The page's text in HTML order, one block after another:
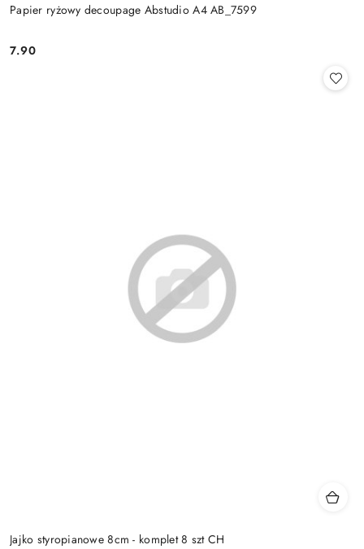
Papier ryżowy decoupage Abstudio A4 AB_7599
Cena:
7.90
Jajko styropianowe 8cm - komplet 8 szt CH